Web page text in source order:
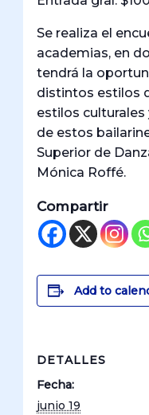
Se realiza el
academias, en
tendrá la
distintos estilos
estilos culturales
de estos
Superior de
Mónica Roffé.
Compartir
Add to
DETALLES
Fecha:
junio 19